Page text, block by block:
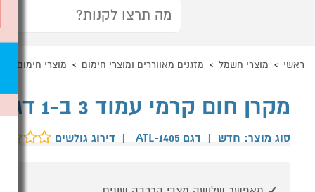
ראשי מוצרי חשמל מזגנים מאווררים ומוצרי חימום מוצרי חימום
מקרן חום קרמי עמוד 3 ב-1 דגם GoldLine ATL-1405
סוג מוצר: חדש | דגם ATL-1405 | דירוג גולשים